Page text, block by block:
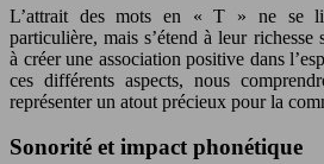
L’attrait des mots en « T » ne se
particulière, mais s’étend à leur richesse
à créer une association positive dans
ces différents aspects, nous
représenter un atout précieux pour la
Sonorité et impact phonétique